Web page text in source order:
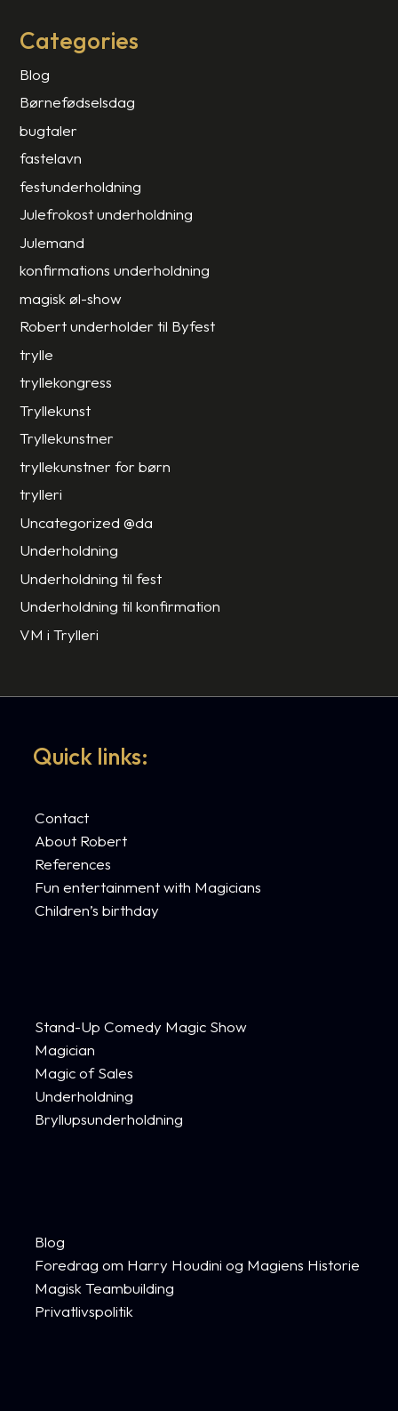
Categories
Blog
Børnefødselsdag
bugtaler
fastelavn
festunderholdning
Julefrokost underholdning
Julemand
konfirmations underholdning
magisk øl-show
Robert underholder til Byfest
trylle
tryllekongress
Tryllekunst
Tryllekunstner
tryllekunstner for børn
trylleri
Uncategorized @da
Underholdning
Underholdning til fest
Underholdning til konfirmation
VM i Trylleri
Quick links:
Contact
About Robert
References
Fun entertainment with Magicians
Children’s birthday
Stand-Up Comedy Magic Show
Magician
Magic of Sales
Underholdning
Bryllupsunderholdning
Blog
Foredrag om Harry Houdini og Magiens Historie
Magisk Teambuilding
Privatlivspolitik